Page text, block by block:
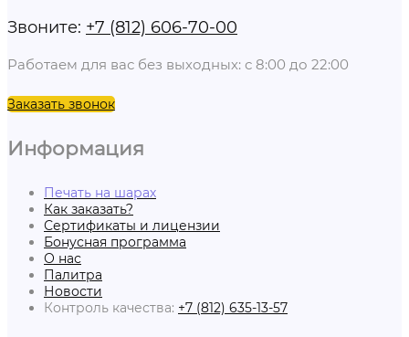
Звоните: +7 (812) 606-70-00
Работаем для вас без выходных: с 8:00 до 22:00
Заказать звонок
Информация
Печать на шарах
Как заказать?
Сертификаты и лицензии
Бонусная программа
О нас
Палитра
Новости
Контроль качества: +7 (812) 635-13-57